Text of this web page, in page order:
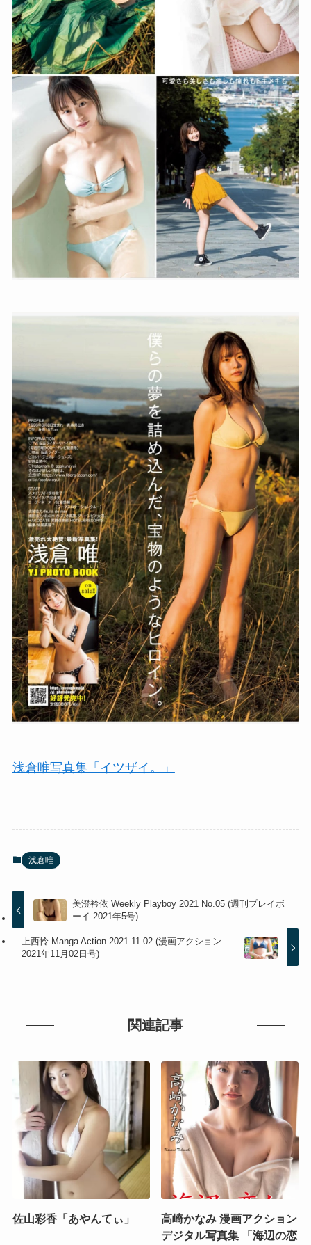
浅倉唯写真集「イツザイ。」
浅倉唯
美澄衿依 Weekly Playboy 2021 No.05 (週刊プレイボ
ーイ 2021年5号)
上西怜 Manga Action 2021.11.02 (漫画アクション
2021年11月02日号)
関連記事
佐山彩香「あやんてぃ」
高崎かなみ 漫画アクション
デジタル写真集 「海辺の恋